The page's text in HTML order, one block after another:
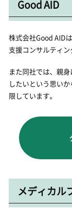
Good AID
株式会社Good AID
支援コンサルティン
また同社では、親
したいという思い
限しています。
メディカル